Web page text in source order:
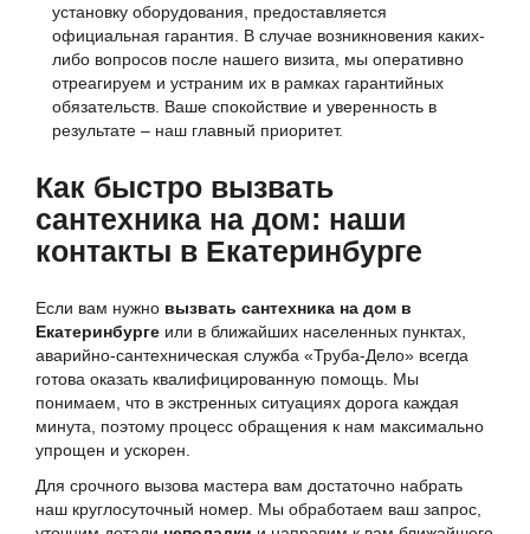
установку оборудования, предоставляется
официальная гарантия. В случае возникновения каких-
либо вопросов после нашего визита, мы оперативно
отреагируем и устраним их в рамках гарантийных
обязательств. Ваше спокойствие и уверенность в
результате – наш главный приоритет.
Как быстро вызвать
сантехника на дом: наши
контакты в Екатеринбурге
Если вам нужно вызвать сантехника на дом в
Екатеринбурге или в ближайших населенных пунктах,
аварийно-сантехническая служба «Труба-Дело» всегда
готова оказать квалифицированную помощь. Мы
понимаем, что в экстренных ситуациях дорога каждая
минута, поэтому процесс обращения к нам максимально
упрощен и ускорен.
Для срочного вызова мастера вам достаточно набрать
наш круглосуточный номер. Мы обработаем ваш запрос,